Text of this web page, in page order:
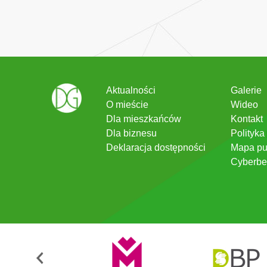
Aktualności
O mieście
Dla mieszkańców
Dla biznesu
Deklaracja dostępności
Galerie
Wideo
Kontakt
Mapa